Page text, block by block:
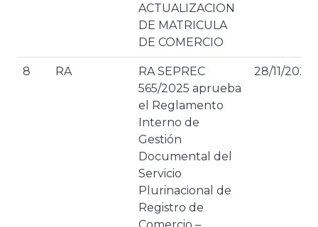
ACTUALIZACION
DE MATRICULA
DE COMERCIO
8 RA
RA SEPREC
565/2025 aprueba
el Reglamento
Interno de
Gestión
Documental del
Servicio
Plurinacional de
Registro de
28/11/2025